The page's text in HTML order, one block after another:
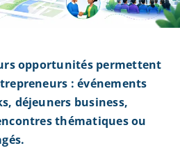
opportunités permettent
: événements
déjeuners business,
thématiques ou